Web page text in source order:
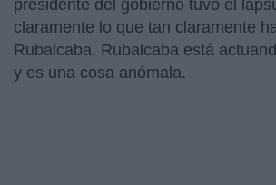
presidente del gobierno tuvo el
claramente lo que tan claramente
Rubalcaba. Rubalcaba está
y es una cosa anómala.